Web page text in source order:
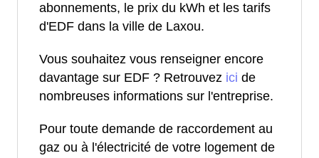
abonnements, le prix du kWh et les tarifs
d'EDF dans la ville de Laxou.
Vous souhaitez vous renseigner encore
davantage sur EDF ? Retrouvez ici de
nombreuses informations sur l'entreprise.
Pour toute demande de raccordement au
gaz ou à l'électricité de votre logement de